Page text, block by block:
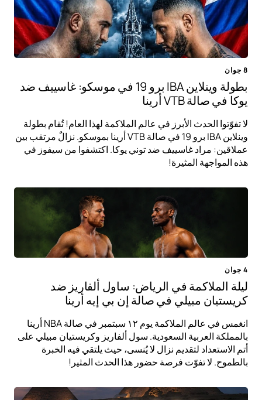
8 جوان
بطولة وينلاين IBA برو 19 في موسكو: غاسييف ضد
يوكا في صالة VTB أرينا
لا تفوّتوا الحدث الأبرز في عالم الملاكمة لهذا العام! تُقام بطولة
وينلاين IBA برو 19 في صالة VTB أرينا بموسكو. نزالٌ مرتقب بين
عملاقين: مراد غاسييف ضد توني يوكا. اكتشفوا من سيفوز في
هذه المواجهة المثيرة!
4 جوان
ليلة الملاكمة في الرياض: ساول ألفاريز ضد
كريستيان مبيلي في صالة إن بي إيه أرينا
انغمس في عالم الملاكمة يوم ١٢ سبتمبر في صالة NBA أرينا
بالمملكة العربية السعودية. سول ألفاريز وكريستيان مبيلي على
أتم الاستعداد لتقديم نزال لا يُنسى، حيث يلتقي فيه الخبرة
بالطموح. لا تفوّت فرصة حضور هذا الحدث المثير!